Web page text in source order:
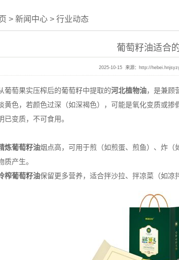
> 新闻中心 > 行业动态
葡萄籽油适合
2025-10-15 来源： http://
葡萄果实压榨后的葡萄籽中提取的河北植物油，是兼顾
黄色，若颜色过深（如深褐色），可能是氧化变质或
变质，不可食用。
炼葡萄籽油烟点高，可用于煎（如煎蛋、煎鱼）、炸
质产生。
榨葡萄籽油保留更多营养，适合拌沙拉、拌凉菜（如凉